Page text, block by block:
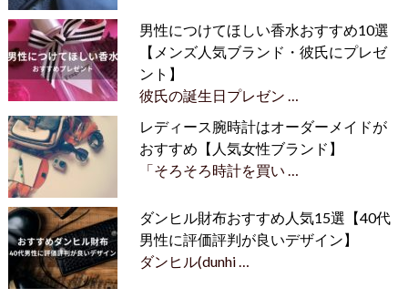
男性につけてほしい香水おすすめ10選
【メンズ人気ブランド・彼氏にプレゼ
ント】
彼氏の誕生日プレゼン …
レディース腕時計はオーダーメイドが
おすすめ【人気女性ブランド】
「そろそろ時計を買い …
ダンヒル財布おすすめ人気15選【40代
男性に評価評判が良いデザイン】
ダンヒル(dunhi …